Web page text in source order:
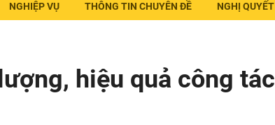
NGHIỆP VỤ THÔNG TIN CHUYÊN ĐỀ NGHỊ
hiệu quả công tác